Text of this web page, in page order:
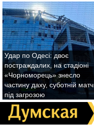
Удар по Одесі: двоє
постраждалих, на стадіоні
«Чорноморець» знесло
частину даху, суботній матч
під загрозою